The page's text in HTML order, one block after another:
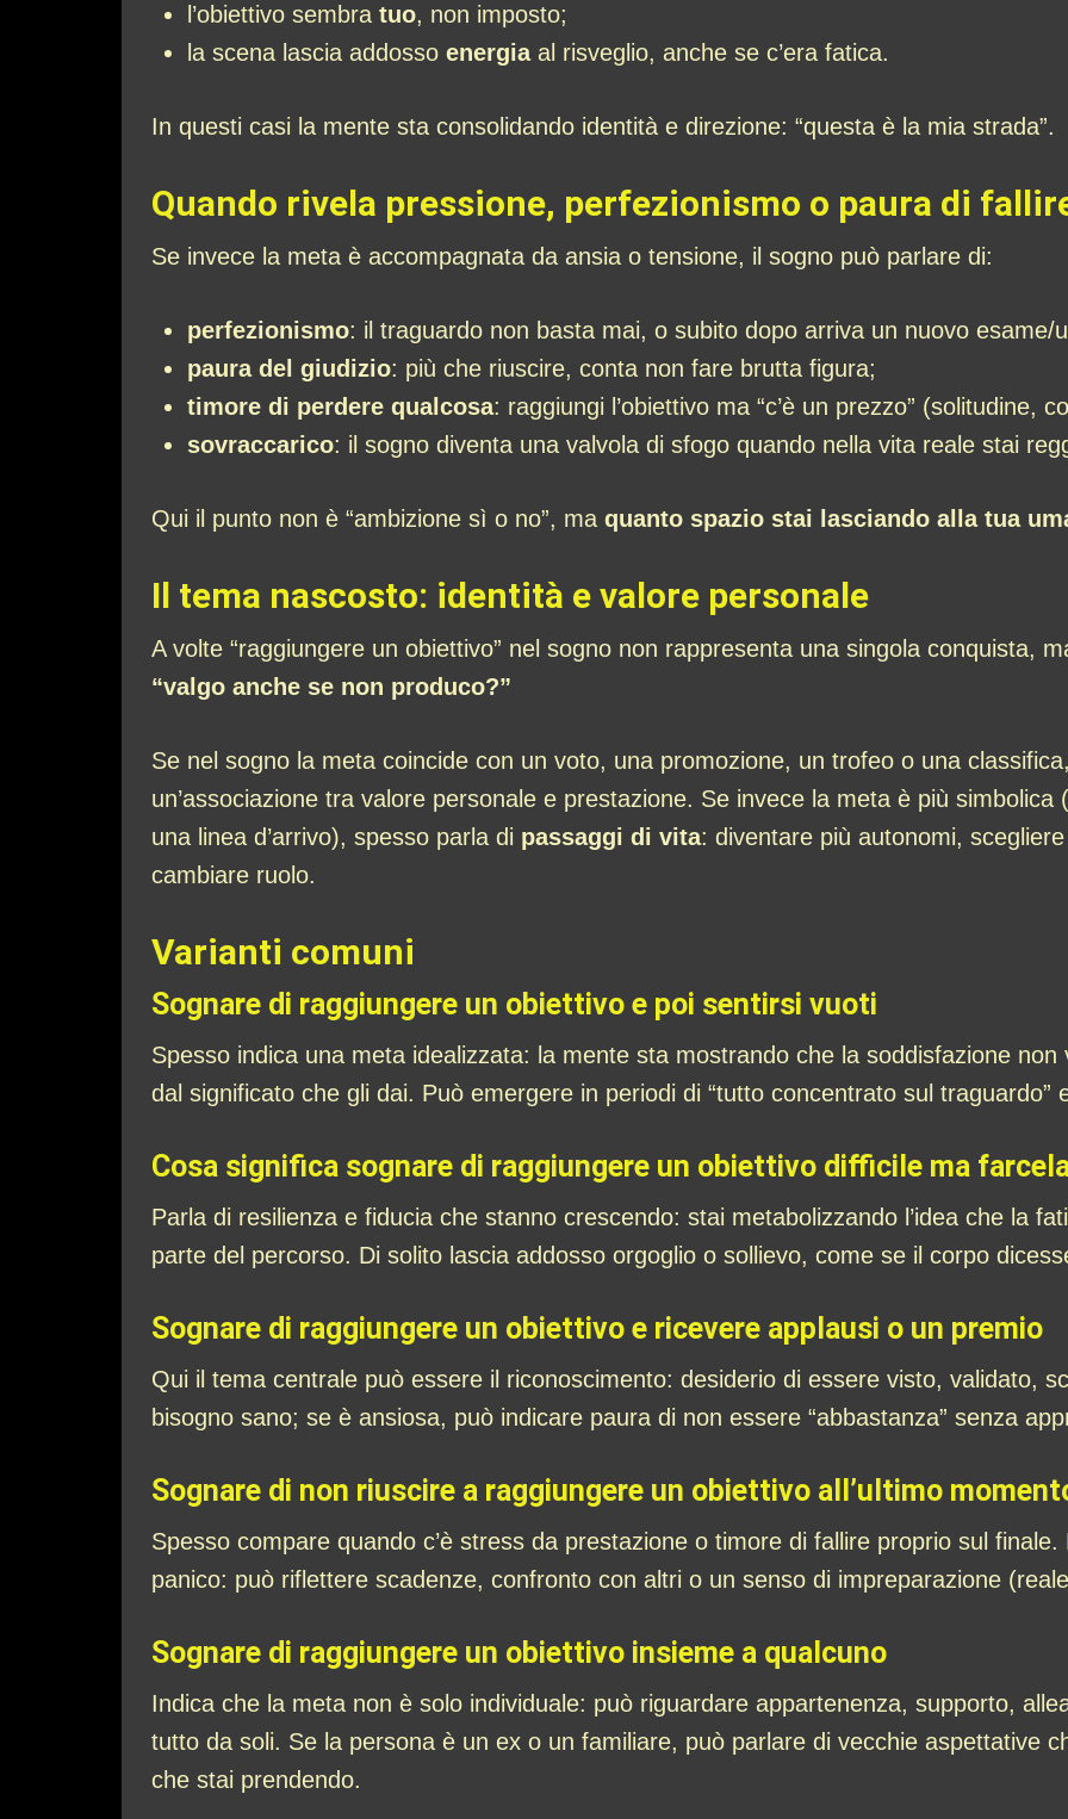
l’obiettivo sembra tuo, non imposto;
la scena lascia addosso energiaal risveglio, anche se c’era fatica.
In questi casi la mente sta consolidando identità e direzione: “questa è la mia strada”.
Quando rivela pressione, perfezionismo o paura di
Se invece la meta è accompagnata da ansia o tensione, il sogno può parlare di:
perfezionismo: il traguardo non basta mai, o subito dopo arriva un nuovo esame/
paura del giudizio: più che riuscire, conta non fare brutta figura;
timore di perdere qualcosa: raggiungi l’obiettivo ma “c’è un prezzo” (solitudine,
sovraccarico: il sogno diventa una valvola di sfogo quando nella vita reale stai
Qui il punto non è “ambizione sì o no”, ma quanto spazio stai lasciando alla tua
Il tema nascosto: identità e valore personale
A volte “raggiungere un obiettivo” nel sogno non rappresenta una singola conquista,
“valgo anche se non produco?”
Se nel sogno la meta coincide con un voto, una promozione, un trofeo o una
un’associazione tra valore personale e prestazione. Se invece la meta è più
una linea d’arrivo), spesso parla di passaggi di vita: diventare più autonomi,
cambiare ruolo.
Varianti comuni
Sognare di raggiungere un obiettivo e poi sentirsi vuoti
Spesso indica una meta idealizzata: la mente sta mostrando che la soddisfazione
dal significato che gli dai. Può emergere in periodi di “tutto concentrato sul traguardo”
Cosa significa sognare di raggiungere un obiettivo difficile ma
Parla di resilienza e fiducia che stanno crescendo: stai metabolizzando l’idea che la
parte del percorso. Di solito lascia addosso orgoglio o sollievo, come se il corpo
Sognare di raggiungere un obiettivo e ricevere applausi o un premio
Qui il tema centrale può essere il riconoscimento: desiderio di essere visto, validato,
bisogno sano; se è ansiosa, può indicare paura di non essere “abbastanza” senza
Sognare di non riuscire a raggiungere un obiettivo all’ultimo
Spesso compare quando c’è stress da prestazione o timore di fallire proprio sul finale.
panico: può riflettere scadenze, confronto con altri o un senso di impreparazione
Sognare di raggiungere un obiettivo insieme a qualcuno
Indica che la meta non è solo individuale: può riguardare appartenenza, supporto,
tutto da soli. Se la persona è un ex o un familiare, può parlare di vecchie aspettative
che stai prendendo.